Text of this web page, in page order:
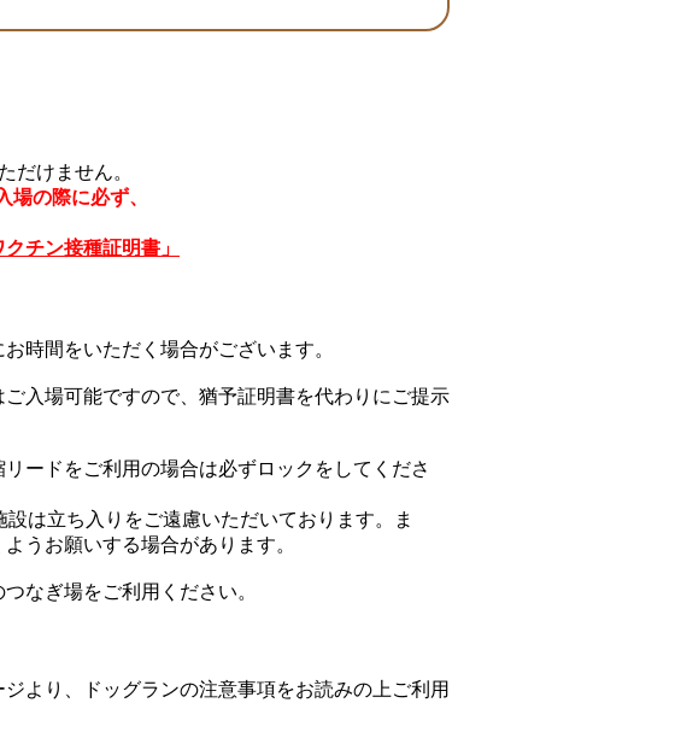
だけません。
の際に必ず、
チン接種証明書」
間をいただく場合がございます。
入場可能ですので、猶予証明書を代わりにご提示
ードをご利用の場合は必ずロックをしてくださ
は立ち入りをご遠慮いただいております。ま
うお願いする場合があります。
なぎ場をご利用ください。
ジより、ドッグランの注意事項をお読みの上ご利用